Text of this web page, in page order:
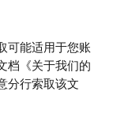
可能适用于您账
档《关于我们的
分行索取该文